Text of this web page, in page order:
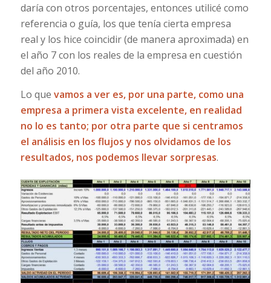
daría con otros porcentajes, entonces utilicé como
referencia o guía, los que tenía cierta empresa
real y los hice coincidir (de manera aproximada) en
el año 7 con los reales de la empresa en cuestión
del año 2010.
Lo que vamos a ver es, por una parte, como una
empresa a primera vista excelente, en realidad
no lo es tanto; por otra parte que si centramos
el análisis en los flujos y nos olvidamos de los
resultados, nos podemos llevar sorpresas.